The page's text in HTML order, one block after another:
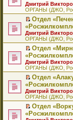
е
н
и
ю
с
о
о
б
щ
е
н
и
ю
н
н
о
м
у
с
о
о
б
щ
е
н
и
ю
ч
и
т
а
н
н
о
м
у
с
о
о
б
щ
е
н
и
ю
п
р
о
ч
т
а
н
н
м
у
с
о
б
щ
е
н
о
м
у
н
п
р
о
ч
т
а
н
н
м
у
с
о
к
п
е
р
о
м
у
н
п
р
о
ч
т
а
н
н
р
е
й
т
к
п
е
р
о
м
у
н
п
р
о
ч
Дмитрий
ОРГАНЫ (ДЖО,
П
р
е
й
т
к
п
е
р
о
м
у
н
Отдел
Дмитрий
ОРГАНЫ (ДЖО,
П
р
е
й
т
к
п
е
р
Отдел
Дмитрий
ОРГАНЫ (ДЖО,
П
р
е
й
т
Отдел
Дмитрий
ОРГАНЫ (ДЖО,
П
Отдел